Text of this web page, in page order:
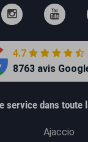
4.7
8763 avis
service dans toute
Ajaccio